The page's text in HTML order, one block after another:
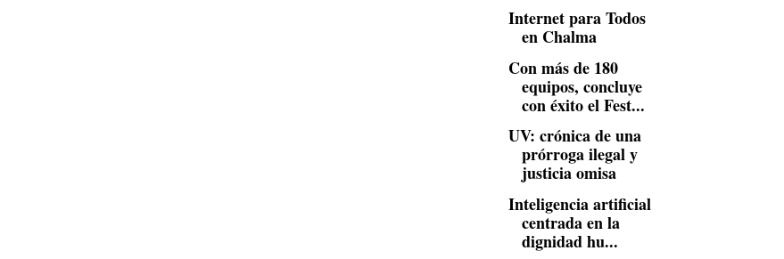
Internet para Todos
en Chalma
Con más de 180
equipos, concluye
con éxito el Fest...
UV: crónica de una
prórroga ilegal y
justicia omisa
Inteligencia artificial
centrada en la
dignidad hu...